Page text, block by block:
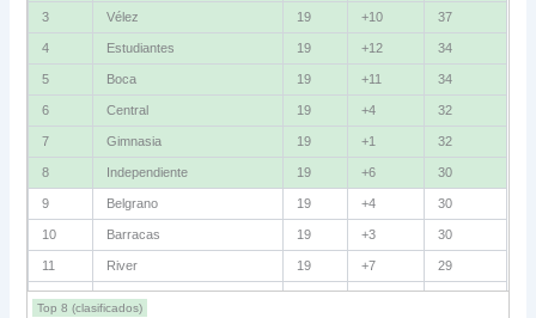
Grupo D
U. Católica
Cruzeiro 11
Boca Jrs.
Barcelona SC
Grupo E
Corinthians
3 Vélez 19 +10 37
4 Estudiantes 19 +12 34
5 Boca 19 +11 34
6 Central 19 +4 32
7 Gimnasia 19 +1 32
8 Independiente 19 +6 30
9 Belgrano 19 +4 30
10 Barracas 19 +3 30
11 River 19 +7 29
12 Talleres
Top 8 (clasificados)